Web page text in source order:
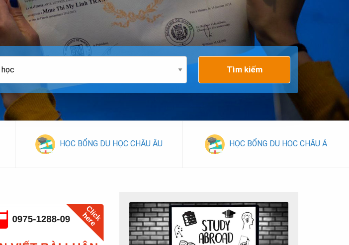
Tìm kiếm
HỌC BỔNG DU HỌC CHÂU ÂU HỌC BỔNG DU HỌC CHÂU Á